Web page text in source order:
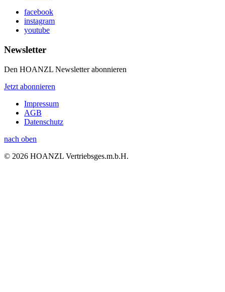
facebook
instagram
youtube
Newsletter
Den HOANZL Newsletter abonnieren
Jetzt abonnieren
Impressum
AGB
Datenschutz
nach oben
© 2026 HOANZL Vertriebsges.m.b.H.